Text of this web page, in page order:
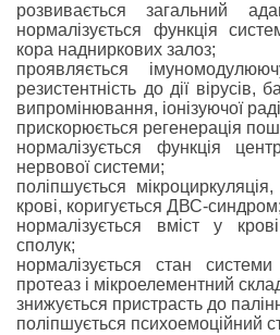
розвивається загальний
нормалізується функція
кора надниркових залоз;
проявляється
резистентність до дії вірусів,
випромінювання, іонізуючої
прискорюється регенерація
нормалізується функція
нервової системи;
поліпшується мікроциркуляція,
крові, коригується ДВС-синдром;
нормалізується вміст у
сполук;
нормалізується стан
протеаз і мікроелементний
знижується пристрасть до
поліпшується психоемоційний